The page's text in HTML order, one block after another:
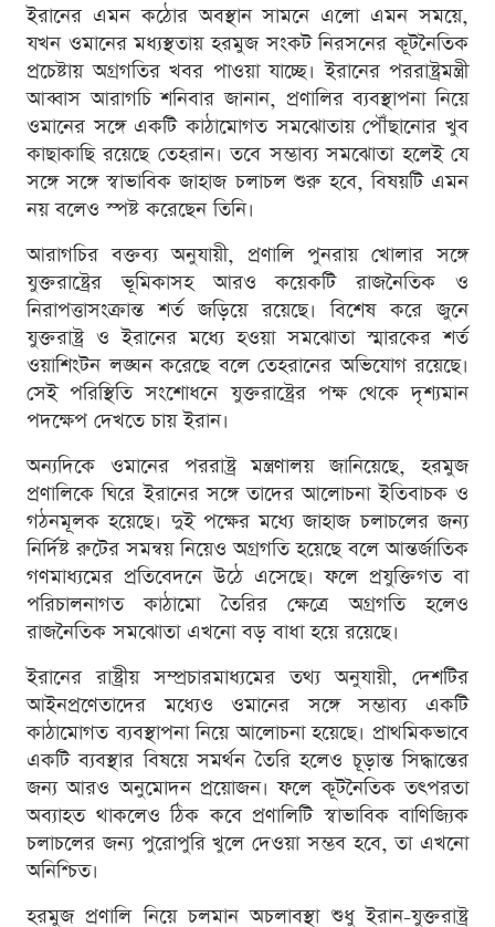
ইরানের এমন কঠোর অবস্থান সামনে এলো এমন সময়ে,
যখন ওমানের মধ্যস্থতায় হরমুজ সংকট নিরসনের কূটনৈতিক
প্রচেষ্টায় অগ্রগতির খবর পাওয়া যাচ্ছে। ইরানের পররাষ্ট্রমন্ত্রী
আব্বাস আরাগচি শনিবার জানান, প্রণালির ব্যবস্থাপনা নিয়ে
ওমানের সঙ্গে একটি কাঠামোগত সমঝোতায় পৌঁছানোর খুব
কাছাকাছি রয়েছে তেহরান। তবে সম্ভাব্য সমঝোতা হলেই যে
সঙ্গে সঙ্গে স্বাভাবিক জাহাজ চলাচল শুরু হবে, বিষয়টি এমন
নয় বলেও স্পষ্ট করেছেন তিনি।
আরাগচির বক্তব্য অনুযায়ী, প্রণালি পুনরায় খোলার সঙ্গে
যুক্তরাষ্ট্রের ভূমিকাসহ আরও কয়েকটি রাজনৈতিক ও
নিরাপত্তাসংক্রান্ত শর্ত জড়িয়ে রয়েছে। বিশেষ করে জুনে
যুক্তরাষ্ট্র ও ইরানের মধ্যে হওয়া সমঝোতা স্মারকের শর্ত
ওয়াশিংটন লঙ্ঘন করেছে বলে তেহরানের অভিযোগ রয়েছে।
সেই পরিস্থিতি সংশোধনে যুক্তরাষ্ট্রের পক্ষ থেকে দৃশ্যমান
পদক্ষেপ দেখতে চায় ইরান।
অন্যদিকে ওমানের পররাষ্ট্র মন্ত্রণালয় জানিয়েছে, হরমুজ
প্রণালিকে ঘিরে ইরানের সঙ্গে তাদের আলোচনা ইতিবাচক ও
গঠনমূলক হয়েছে। দুই পক্ষের মধ্যে জাহাজ চলাচলের জন্য
নির্দিষ্ট রুটের সমন্বয় নিয়েও অগ্রগতি হয়েছে বলে আন্তর্জাতিক
গণমাধ্যমের প্রতিবেদনে উঠে এসেছে। ফলে প্রযুক্তিগত বা
পরিচালনাগত কাঠামো তৈরির ক্ষেত্রে অগ্রগতি হলেও
রাজনৈতিক সমঝোতা এখনো বড় বাধা হয়ে রয়েছে।
ইরানের রাষ্ট্রীয় সম্প্রচারমাধ্যমের তথ্য অনুযায়ী, দেশটির
আইনপ্রণেতাদের মধ্যেও ওমানের সঙ্গে সম্ভাব্য একটি
কাঠামোগত ব্যবস্থাপনা নিয়ে আলোচনা হয়েছে। প্রাথমিকভাবে
একটি ব্যবস্থার বিষয়ে সমর্থন তৈরি হলেও চূড়ান্ত সিদ্ধান্তের
জন্য আরও অনুমোদন প্রয়োজন। ফলে কূটনৈতিক তৎপরতা
অব্যাহত থাকলেও ঠিক কবে প্রণালিটি স্বাভাবিক বাণিজ্যিক
চলাচলের জন্য পুরোপুরি খুলে দেওয়া সম্ভব হবে, তা এখনো
অনিশ্চিত।
হরমুজ প্রণালি নিয়ে চলমান অচলাবস্থা শুধু ইরান-যুক্তরাষ্ট্র